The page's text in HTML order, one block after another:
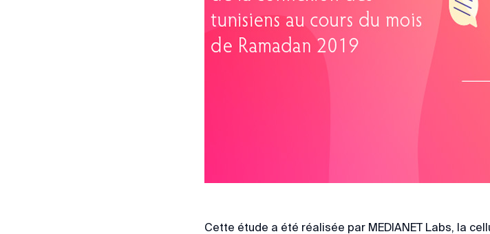
Cette étude a été réalisée par MEDIANET Labs, la